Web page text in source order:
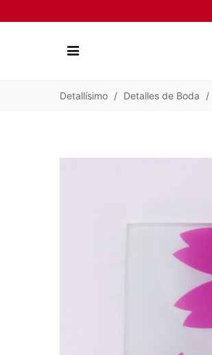
Detallísimo / Detalles de Boda /